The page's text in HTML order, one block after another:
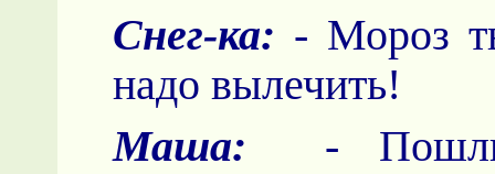
Снег-ка: - Мороз
надо вылечить!
Маша: - Пошли,